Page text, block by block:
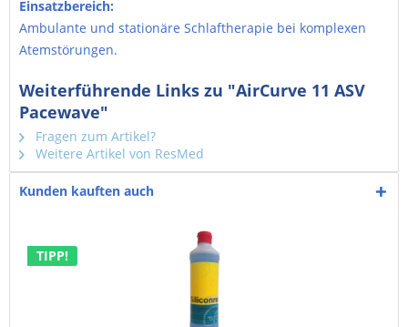
Einsatzbereich:
Ambulante und stationäre Schlaftherapie bei komplexen
Atemstörungen.
Weiterführende Links zu "AirCurve 11 ASV
Pacewave"
Fragen zum Artikel?
Weitere Artikel von ResMed
Kunden kauften auch
TIPP!